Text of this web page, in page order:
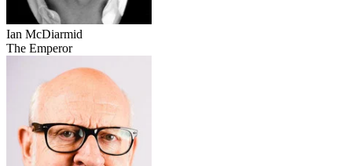
Ian McDiarmid
The Emperor